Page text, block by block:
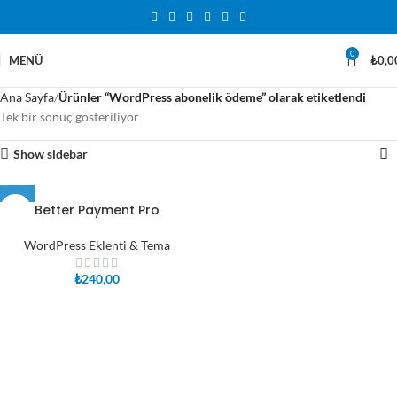
MENÜ 0 ₺
Ana Sayfa Ürünler “WordPress abonelik ödeme” olarak etiketlendi
Tek bir sonuç gösteriliyor
Show sidebar
Better Payment Pro
WordPress Eklenti & Tema
₺240,00